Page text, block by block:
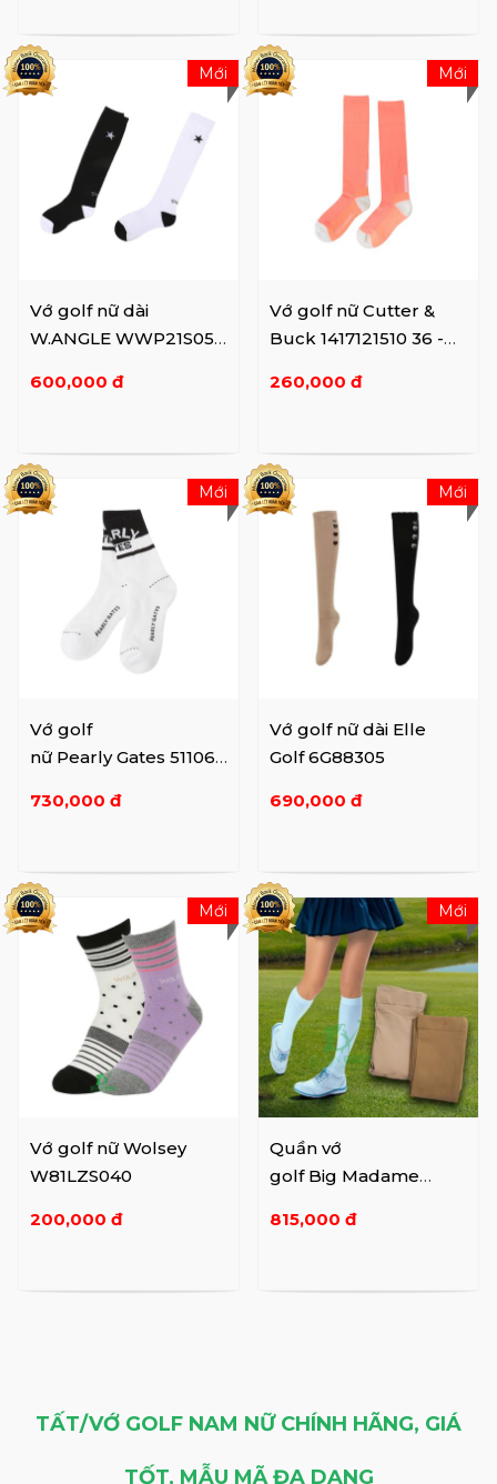
Vớ golf nữ dài
W.ANGLE WWP21S05 -
600,000 đ
Mới
Vớ golf nữ Cutter &
Buck 1417121510 36 -
260,000 đ
Mới
Vớ golf
nữ Pearly Gates 51106S
730,000 đ
Mới
Vớ golf nữ dài Elle
Golf 6G88305
690,000 đ
Mới
Vớ golf nữ Wolsey
W81LZS040
200,000 đ
Mới
Quần vớ
golf Big Madame
815,000 đ
Mới
TẤT/VỚ GOLF NAM NỮ CHÍNH HÃNG, GIÁ
TỐT, MẪU MÃ ĐA DẠNG